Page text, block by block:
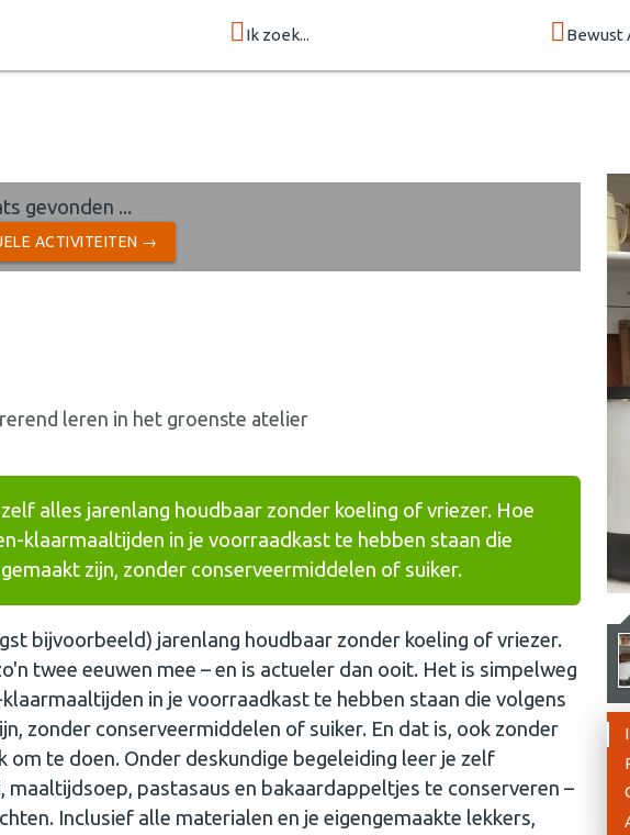
Ik zoek... Bewust
gevonden ...
ACTIVITEITEN →
leren in het groenste atelier
alles jarenlang houdbaar zonder koeling of vriezer. Hoe
klaarmaaltijden in je voorraadkast te hebben staan die
zijn, zonder conserveermiddelen of suiker.
bijvoorbeeld) jarenlang houdbaar zonder koeling of vriezer.
twee eeuwen mee – en is actueler dan ooit. Het is simpelweg
in je voorraadkast te hebben staan die volgens
zonder conserveermiddelen of suiker. En dat is, ook zonder
om te doen. Onder deskundige begeleiding leer je zelf
maaltijdsoep, pastasaus en bakaardappeltjes te conserveren –
Inclusief alle materialen en je eigengemaakte lekkers,